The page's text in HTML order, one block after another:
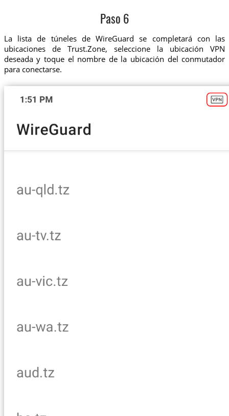
Paso 6
La lista de túneles de WireGuard se completará con las
ubicaciones de Trust.Zone, seleccione la ubicación VPN
deseada y toque el nombre de la ubicación del conmutador
para conectarse.